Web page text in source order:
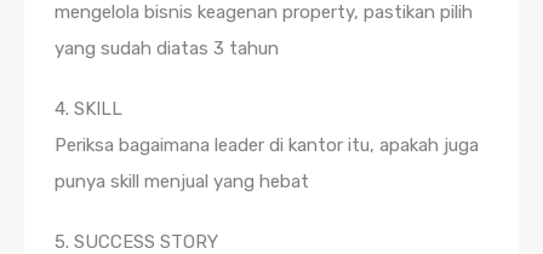
mengelola bisnis keagenan property, pastikan pilih
yang sudah diatas 3 tahun
4. SKILL
Periksa bagaimana leader di kantor itu, apakah juga
punya skill menjual yang hebat
5. SUCCESS STORY